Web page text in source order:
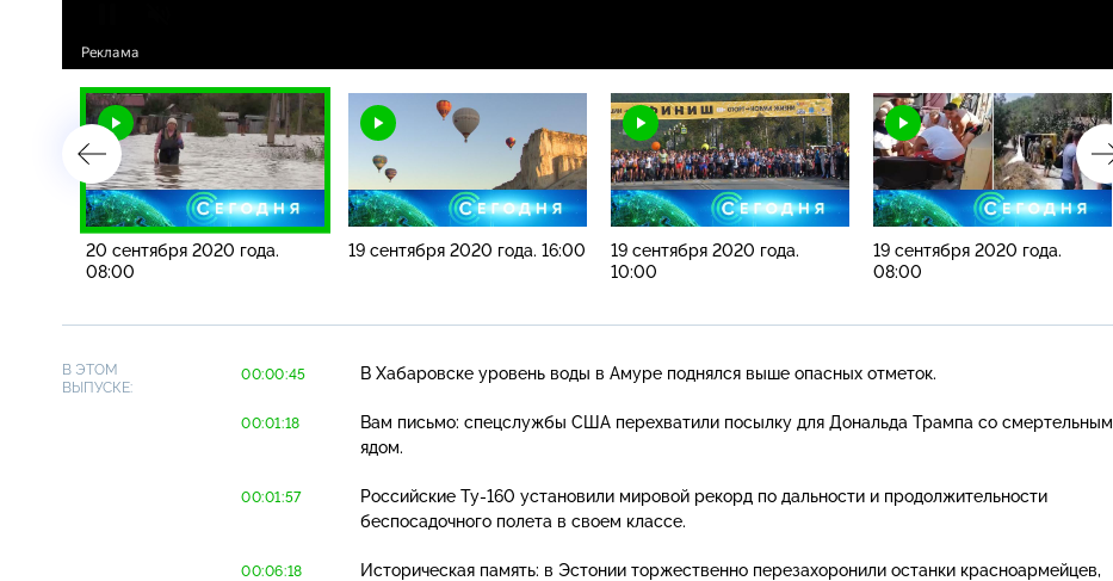
20 сентября 2020 года.
08:00
19 сентября 2020 года. 16:00
19 сентября 2020 года.
10:00
19 сентября 2020 года.
08:00
В ЭТОМ
ВЫПУСКЕ:
00:00:45 В Хабаровске уровень воды в Амуре поднялся выше опасных отметок.
00:01:18
Вам письмо: спецслужбы США перехватили посылку для Дональда Трампа со смертельным
ядом.
00:01:57 Российские Ту-160 установили мировой рекорд по дальности и продолжительности
беспосадочного полета в своем классе.
00:06:18
Историческая память: в Эстонии торжественно перезахоронили останки красноармейцев,